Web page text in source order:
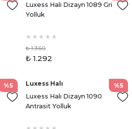
Luxess Halı Dizayn 1089 Gri
Yolluk
₺ 1.360
₺ 1.292
%5 %5
Luxess Halı
Luxess Halı Dizayn 1090
Antrasit Yolluk